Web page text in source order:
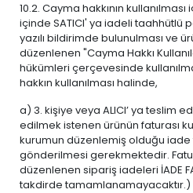
10.2. Cayma hakkının
içinde SATICI' ya iadeli taahhütlü
yazılı bildirimde bulunulması ve
düzenlenen "Cayma Hakkı
hükümleri çerçevesinde
hakkın kullanılması halinde,
a) 3. kişiye veya ALICI’ ya teslim
edilmek istenen ürünün faturası
kurumun düzenlemiş olduğu iade
gönderilmesi gerekmektedir.
düzenlenen sipariş iadeleri İADE
takdirde tamamlanamayacaktır.)